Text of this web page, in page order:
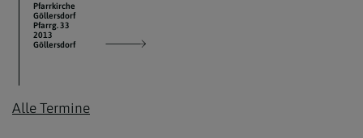
Pfarrkirche
Göllersdorf
Pfarrg. 33
2013
Göllersdorf
Alle Termine